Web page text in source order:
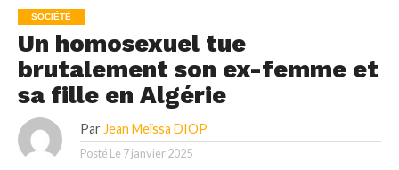
SOCIÉTÉ
Un homosexuel tue
brutalement son ex-femme et
sa fille en Algérie
Par Jean Meïssa DIOP
Posté Le 7 janvier 2025